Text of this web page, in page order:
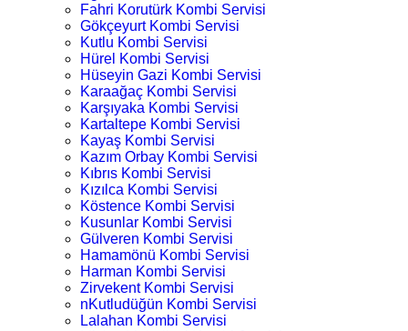
Fahri Korutürk Kombi Servisi
Gökçeyurt Kombi Servisi
Kutlu Kombi Servisi
Hürel Kombi Servisi
Hüseyin Gazi Kombi Servisi
Karaağaç Kombi Servisi
Karşıyaka Kombi Servisi
Kartaltepe Kombi Servisi
Kayaş Kombi Servisi
Kazım Orbay Kombi Servisi
Kıbrıs Kombi Servisi
Kızılca Kombi Servisi
Köstence Kombi Servisi
Kusunlar Kombi Servisi
Gülveren Kombi Servisi
Hamamönü Kombi Servisi
Harman Kombi Servisi
Zirvekent Kombi Servisi
nKutludüğün Kombi Servisi
Lalahan Kombi Servisi